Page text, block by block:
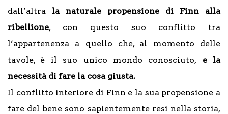
dall’altra la naturale propensione di Finn alla
ribellione, con questo suo conflitto tra
l’appartenenza a quello che, al momento delle
tavole, è il suo unico mondo conosciuto, e la
necessità di fare la cosa giusta.
Il conflitto interiore di Finn e la sua propensione a
fare del bene sono sapientemente resi nella storia,